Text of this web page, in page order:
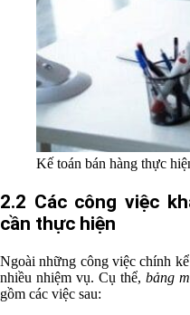
Kế toán bán hàng thực
2.2 Các công việc
cần thực hiện
Ngoài những công việc chính
nhiều nhiệm vụ. Cụ thể,bảng
gồm các việc sau: